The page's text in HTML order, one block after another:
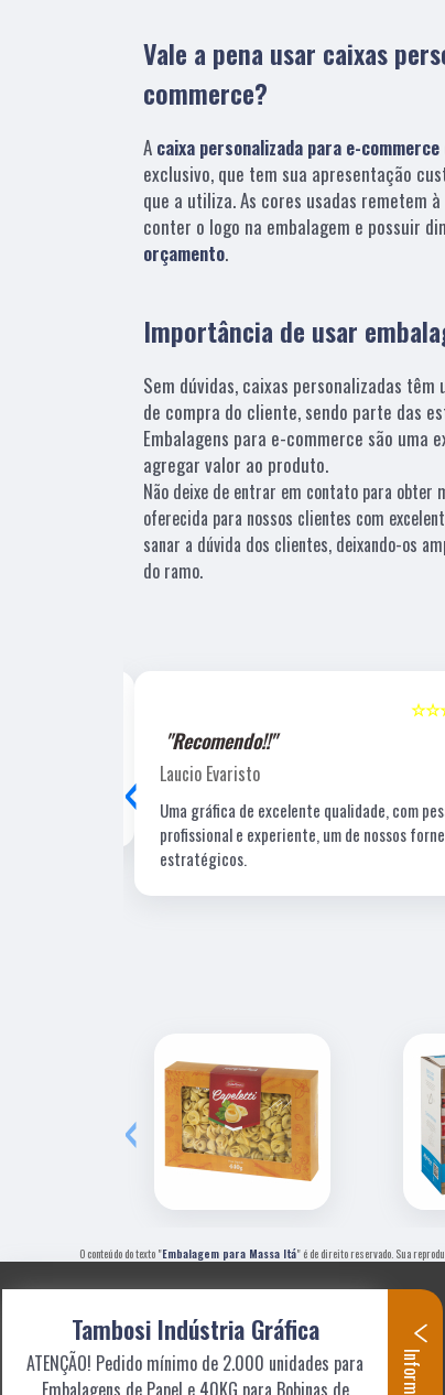
Vale a pena usar caixas
commerce?
A caixa personalizada para e-commerce
exclusivo, que tem sua apresentação
que a utiliza. As cores usadas remetem
conter o logo na embalagem e possuir
orçamento.
Importância de usar
Sem dúvidas, caixas personalizadas
de compra do cliente, sendo parte das
Embalagens para e-commerce são uma
agregar valor ao produto.
Não deixe de entrar em contato para obter
oferecida para nossos clientes com
sanar a dúvida dos clientes, deixando-os
do ramo.
"Recomendo!!"
Laucio Evaristo
Uma gráfica de excelente qualidade, com
profissional e experiente, um de nossos
estratégicos.
‹
‹
O conteúdo do texto "Embalagem para Massa Itá" é de direito reservado. Sua
Tambosi Indústria Gráfica
ATENÇÃO! Pedido mínimo de 2.000 unidades para
Embalagens de Papel e 40KG para Bobinas de